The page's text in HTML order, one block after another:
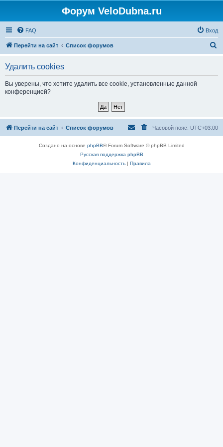
Форум VeloDubna.ru
FAQ Вход
Перейти на сайт Список форумов
Удалить cookies
Вы уверены, что хотите удалить все cookie, установленные данной
конференцией?
Перейти на сайт Список форумов Часовой пояс: UTC+03:00
Создано на основе phpBB® Forum Software © phpBB Limited
Русская поддержка phpBB
Конфиденциальность| Правила